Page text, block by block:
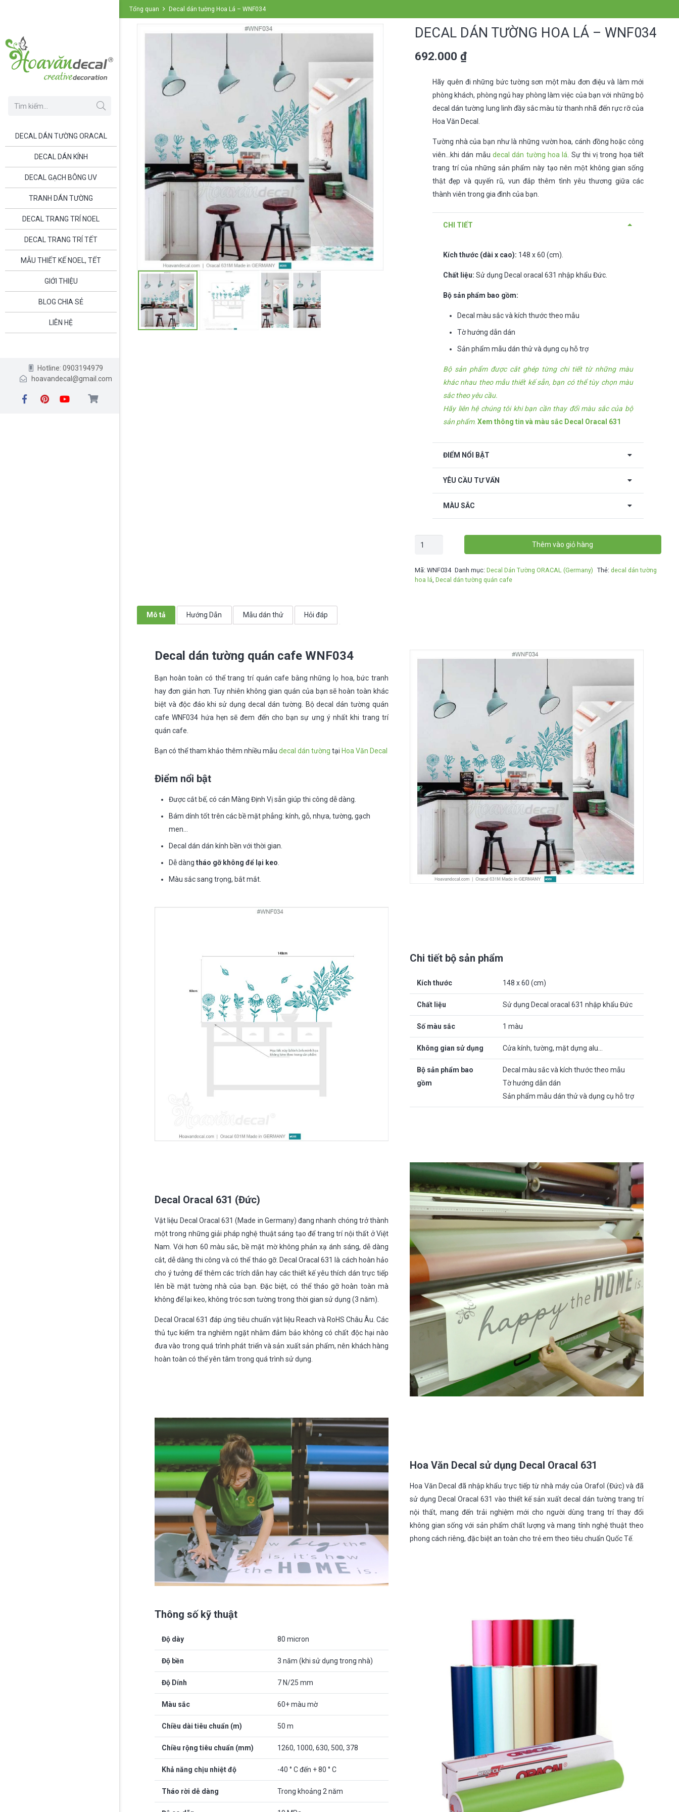
DECAL DÁN TƯỜNG ORACAL
DECAL DÁN KÍNH
DECAL GẠCH BÔNG UV
TRANH DÁN TƯỜNG
DECAL TRANG TRÍ NOEL
DECAL TRANG TRÍ TẾT
MẪU THIẾT KẾ NOEL, TẾT
GIỚI THIỆU
BLOG CHIA SẺ
LIÊN HỆ
Hotline: 0903194979
hoavandecal@gmail.com
Tổng quan Decal dán tường Hoa Lá – WNF034
DECAL DÁN TƯỜNG HOA LÁ – WNF034
692.000₫
Hãy quên đi những bức tường sơn một màu đơn điệu và làm mới
phòng khách, phòng ngủ hay phòng làm việc của bạn với những bộ
decal dán tường lung linh đầy sắc màu từ thanh nhã đến rực rỡ của
Hoa Văn Decal.
Tường nhà của bạn như là những vườn hoa, cánh đồng hoặc công
viên…khi dán mẫudecal dán tường hoa lá. Sự thi vị trong họa tiết
trang trí của những sản phẩm này tạo nên một không gian sống
thật đẹp và quyến rũ, vun đắp thêm tình yêu thương giữa các
thành viên trong gia đình của bạn.
CHI TIẾT
Kích thước (dài x cao): 148 x 60 (cm).
Chất liệu:Sử dụng Decal oracal 631 nhập khẩu Đức.
Bộ sản phẩm bao gồm:
Decal màu sắc và kích thước theo mẫu
Tờ hướng dẫn dán
Sản phẩm mẫu dán thử và dụng cụ hỗ trợ
Bộ sản phẩm được cắt ghép từng chi tiết từ những màu
khác nhau theo mẫu thiết kế sẵn, bạn có thể tùy chọn màu
sắc theo yêu cầu.
Hãy liên hệ chúng tôi khi bạn cần thay đổi màu sắc của bộ
sản phẩm. Xem thông tin và màu sắc Decal Oracal 631
ĐIỂM NỔI BẬT
YÊU CẦU TƯ VẤN
MÀU SẮC
Decal
tường
Hoa
Thêm vào giỏ hàng
Mã:WNF034 Danh mục:Decal Dán Tường ORACAL (Germany) Thẻ: decal dán tường
hoa lá,Decal dán tường quán cafe
Mô tả Hướng Dẫn Mẫu dán thử Hỏi đáp
Decal dán tường quán cafe WNF034
Bạn hoàn toàn có thể trang trí quán cafe bằng những lọ hoa, bức tranh
hay đơn giản hơn. Tuy nhiên không gian quán của bạn sẽ hoàn toàn khác
biệt và độc đáo khi sử dụng decal dán tường. Bộ decal dán tường quán
cafe WNF034 hứa hẹn sẽ đem đến cho bạn sự ưng ý nhất khi trang trí
quán cafe.
Bạn có thể tham khảo thêm nhiều mẫu decal dán tường tại Hoa Văn Decal
Điểm nổi bật
Được cắt bế, có cán Màng Định Vị sẵn giúp thi công dễ dàng.
Bám dính tốt trên các bề mặt phẳng: kính, gỗ, nhựa, tường, gạch
men…
Decal dán dán kính bền với thời gian.
Dễ dàng tháo gỡ không để lại keo
Màu sắc sang trọng, bắt mắt.
Chi tiết bộ sản phẩm
Kích thước 148 x 60 (cm)
Chất liệu Sử dụng Decal oracal 631 nhập khẩu Đức
Số màu sắc 1 màu
Không gian sử dụng Cửa kính, tường, mặt dựng alu…
Bộ sản phẩm bao
gồm
Decal màu sắc và kích thước theo mẫu
Tờ hướng dẫn dán
Sản phẩm mẫu dán thử và dụng cụ hỗ trợ
Decal Oracal 631 (Đức)
Vật liệu Decal Oracal 631 (Made in Germany) đang nhanh chóng trở thành
một trong những giải pháp nghệ thuật sáng tạo để trang trí nội thất ở Việt
Nam. Với hơn 60 màu sắc, bề mặt mờ không phản xạ ánh sáng, dễ dàng
cắt, dễ dàng thi công và có thể tháo gỡ. Decal Oracal 631 là cách hoàn hảo
cho ý tưởng để thêm các trích dẫn hay các thiết kế yêu thích dán trực tiếp
lên bề mặt tường nhà của bạn. Đặc biệt, có thể tháo gỡ hoàn toàn mà
không để lại keo, không tróc sơn tường trong thời gian sử dụng (3 năm).
Decal Oracal 631 đáp ứng tiêu chuẩn vật liệu Reach và RoHS Châu Âu. Các
thủ tục kiểm tra nghiêm ngặt nhằm đảm bảo không có chất độc hại nào
đưa vào trong quá trình phát triển và sản xuất sản phẩm, nên khách hàng
hoàn toàn có thể yên tâm trong quá trình sử dụng.
Hoa Văn Decal sử dụng Decal Oracal 631
Hoa Văn Decal đã nhập khẩu trực tiếp từ nhà máy của Orafol (Đức) và đã
sử dụng Decal Oracal 631 vào thiết kế sản xuất decal dán tường trang trí
nội thất, mang đến trải nghiệm mới cho người dùng trang trí thay đổi
không gian sống với sản phẩm chất lượng và mang tính nghệ thuật theo
phong cách riêng, đặc biệt an toàn cho trẻ em theo tiêu chuẩn Quốc Tế.
Thông số kỹ thuật
Độ dày 80 micron
Độ bền 3 năm (khi sử dụng trong nhà)
Độ Dính 7 N/25 mm
Màu sắc 60+ màu mờ
Chiều dài tiêu chuẩn (m) 50 m
Chiều rộng tiêu chuẩn (mm) 1260, 1000, 630, 500, 378
Khả năng chịu nhiệt độ -40 ° C đến + 80 ° C
Tháo rời dễ dàng Trong khoảng 2 năm